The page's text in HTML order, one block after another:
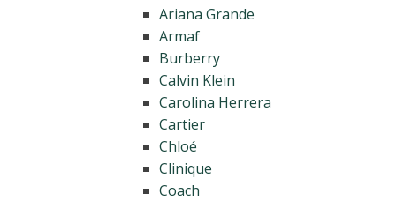
Ariana Grande
Armaf
Burberry
Calvin Klein
Carolina Herrera
Cartier
Chloé
Clinique
Coach